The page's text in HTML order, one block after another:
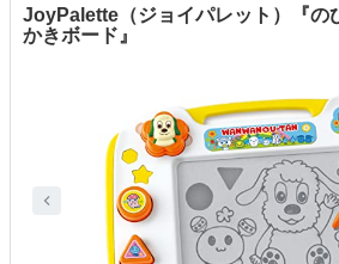
JoyPalette（ジョイパレット）『の
かきボード』